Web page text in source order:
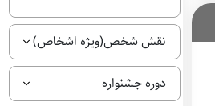
نقش شخص(ویژه اشخاص)
دوره جشنواره